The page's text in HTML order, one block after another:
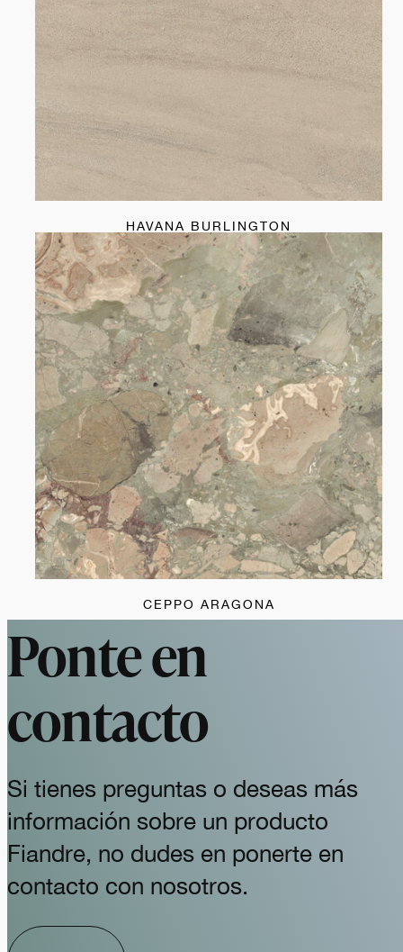
HAVANA BURLINGTON
CEPPO ARAGONA
Ponte en
contacto
Si tienes preguntas o deseas más
información sobre un producto
Fiandre, no dudes en ponerte en
contacto con nosotros.